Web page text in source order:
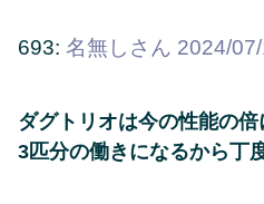
693: 名無しさん 2024/
ダグトリオは今の性能の
3匹分の働きになるから丁